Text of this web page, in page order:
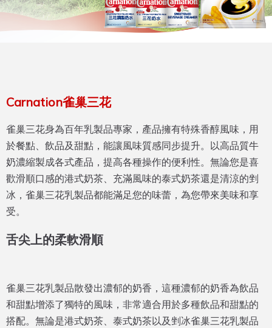
Carnation雀巢三花
雀巢三花身為百年乳製品專家，產品擁有特殊香醇風味，用
於餐點、飲品及甜點，能讓風味質感同步提升。以高品質牛
奶濃縮製成各式產品，提高各種操作的便利性。無論您是喜
歡滑順口感的港式奶茶、充滿風味的泰式奶茶還是清涼的剉
冰，雀巢三花乳製品都能滿足您的味蕾，為您帶來美味和享
受。
舌尖上的柔軟滑順
雀巢三花乳製品散發出濃郁的奶香，這種濃郁的奶香為飲品
和甜點增添了獨特的風味，非常適合用於多種飲品和甜點的
搭配。無論是港式奶茶、泰式奶茶以及剉冰雀巢三花乳製品